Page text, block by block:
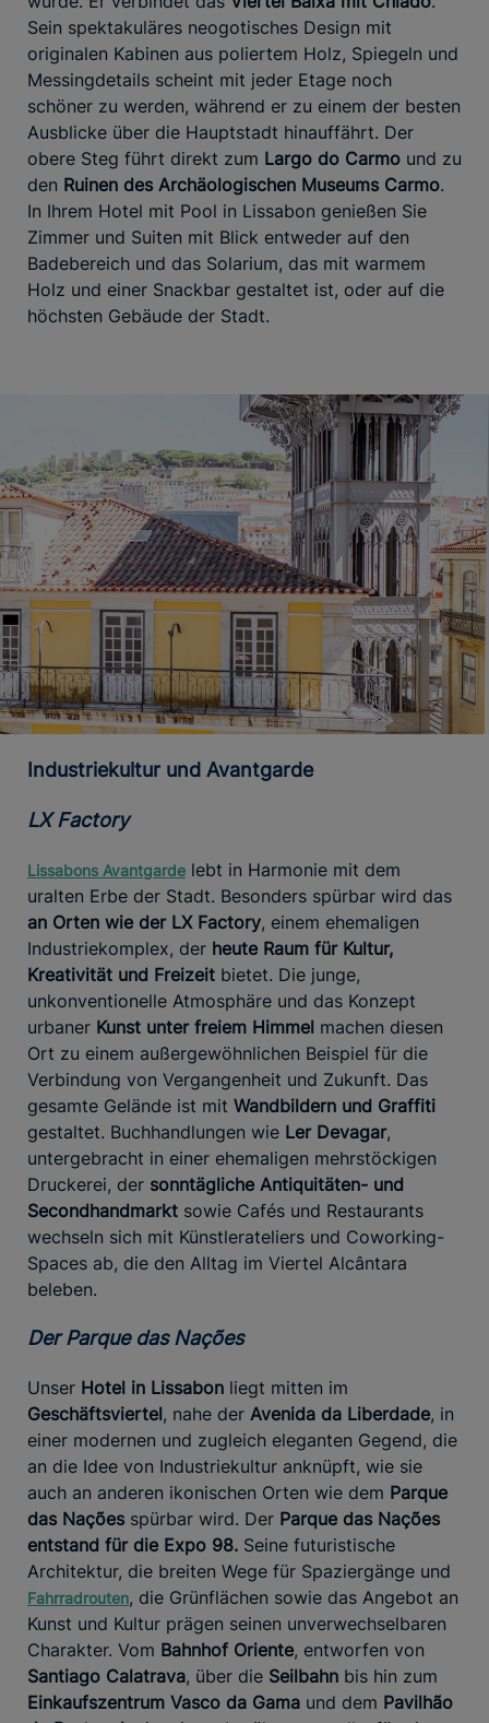
Sein spektakuläres neogotisches Design mit
originalen Kabinen aus poliertem Holz, Spiegeln und
Messingdetails scheint mit jeder Etage noch
schöner zu werden, während er zu einem der besten
Ausblicke über die Hauptstadt hinauffährt. Der
obere Steg führt direkt zum Largo do Carmo und zu
den Ruinen des Archäologischen Museums Carmo.
In Ihrem Hotel mit Pool in Lissabon genießen Sie
Zimmer und Suiten mit Blick entweder auf den
Badebereich und das Solarium, das mit warmem
Holz und einer Snackbar gestaltet ist, oder auf die
höchsten Gebäude der Stadt.
Industriekultur und Avantgarde
LX Factory
Lissabons Avantgarde lebt in Harmonie mit dem
uralten Erbe der Stadt. Besonders spürbar wird das
an Orten wie der LX Factory, einem ehemaligen
Industriekomplex, der heute Raum für Kultur,
Kreativität und Freizeit bietet. Die junge,
unkonventionelle Atmosphäre und das Konzept
urbaner Kunst unter freiem Himmel machen diesen
Ort zu einem außergewöhnlichen Beispiel für die
Verbindung von Vergangenheit und Zukunft. Das
gesamte Gelände ist mit Wandbildern und Graffiti
gestaltet. Buchhandlungen wie Ler Devagar,
untergebracht in einer ehemaligen mehrstöckigen
Druckerei, der sonntägliche Antiquitäten- und
Secondhandmarkt sowie Cafés und Restaurants
wechseln sich mit Künstlerateliers und Coworking-
Spaces ab, die den Alltag im Viertel Alcântara
beleben.
Der Parque das Nações
Unser Hotel in Lissabon liegt mitten im
Geschäftsviertel, nahe der Avenida da Liberdade, in
einer modernen und zugleich eleganten Gegend, die
an die Idee von Industriekultur anknüpft, wie sie
auch an anderen ikonischen Orten wie dem Parque
das Nações spürbar wird. Der Parque das Nações
entstand für die Expo 98. Seine futuristische
Architektur, die breiten Wege für Spaziergänge und
Fahrradrouten, die Grünflächen sowie das Angebot an
Kunst und Kultur prägen seinen unverwechselbaren
Charakter. Vom Bahnhof Oriente, entworfen von
Santiago Calatrava, über die Seilbahn bis hin zum
Einkaufszentrum Vasco da Gama und dem Pavilhão